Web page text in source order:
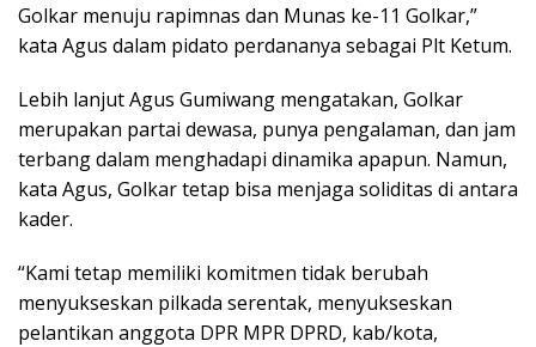
Golkar menuju rapimnas dan Munas ke-11 Golkar,”
kata Agus dalam pidato perdananya sebagai Plt Ketum.
Lebih lanjut Agus Gumiwang mengatakan, Golkar
merupakan partai dewasa, punya pengalaman, dan jam
terbang dalam menghadapi dinamika apapun. Namun,
kata Agus, Golkar tetap bisa menjaga soliditas di antara
kader.
“Kami tetap memiliki komitmen tidak berubah
menyukseskan pilkada serentak, menyukseskan
pelantikan anggota DPR MPR DPRD, kab/kota,